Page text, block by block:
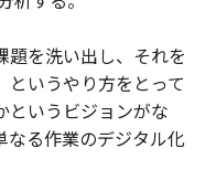
題を洗い出し、それを
いうやり方をとって
というビジョンがな
なる作業のデジタル化